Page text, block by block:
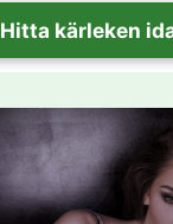
Hitta kärleken